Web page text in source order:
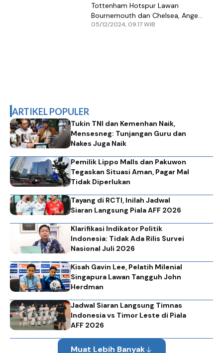
Tottenham Hotspur Lawan
Bournemouth dan Chelsea, Ange
Postecoglou Minta Pemain Fokus
05/12/2024, 09.17 WIB
ARTIKEL POPULER
Tukin TNI dan Kemenhan Naik,
Mensesneg: Tunjangan Guru dan
Nakes Juga Naik
Pemilik Lippo Malls dan Pakuwon
Tegaskan Situasi Aman, Pagar Mal
Tidak Diperlukan
Tayang di RCTI, Inilah Jadwal
Siaran Langsung Piala AFF 2026
Klarifikasi Indikator Politik
Indonesia: Tidak Ada Rilis Survei
Nasional Juli 2026
Kisah Gavin Lee, Pelatih Milenial
Singapura Lawan Tangguh John
Herdman
Jadwal Siaran Langsung Timnas
Indonesia vs Timor Leste di Piala
AFF 2026
Muat Lebih Banyak